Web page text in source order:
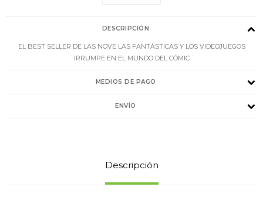
DESCRIPCIÓN
EL BEST SELLER DE LAS NOVE LAS FANTÁSTICAS Y LOS VIDEOJUEGOS
IRRUMPE EN EL MUNDO DEL CÓMIC
MEDIOS DE PAGO
ENVÍO
Descripción